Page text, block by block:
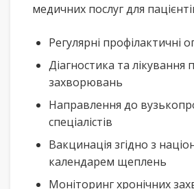
медичних послуг для
Регулярні профілактичні
Діагностика та
захворювань
Направлення до
спеціалістів
Вакцинація згідно з
календарем щеплень
Моніторинг хронічних